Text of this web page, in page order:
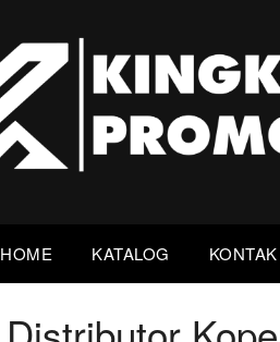
HOME KATALOG KONTAK